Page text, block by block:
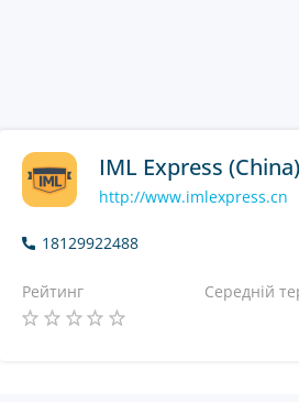
IML Express (China)
http://www.imlexpress.cn
18129922488
Рейтинг Середній